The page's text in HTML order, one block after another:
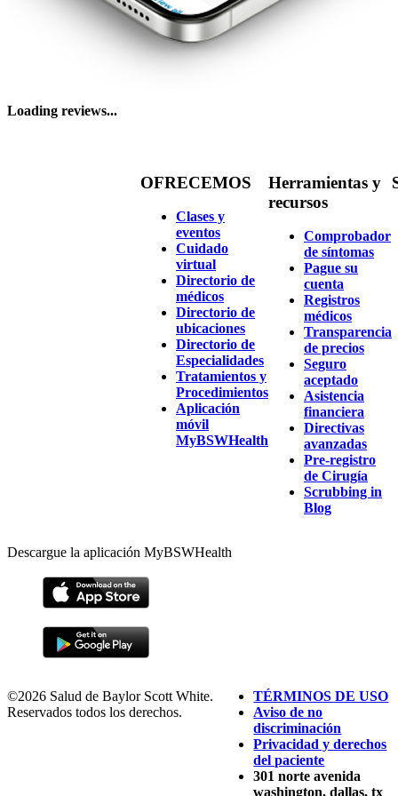
Loading reviews...
OFRECEMOS
Clases y
eventos
Cuidado
virtual
Directorio de
médicos
Directorio de
ubicaciones
Directorio de
Especialidades
Tratamientos y
Procedimientos
Aplicación
móvil
MyBSWHealth
Herramientas y
recursos
Comprobador
de síntomas
Pague su
cuenta
Registros
médicos
Transparencia
de precios
Seguro
aceptado
Asistencia
financiera
Directivas
avanzadas
Pre-registro
de Cirugía
Scrubbing in
Blog
Descargue la aplicación MyBSWHealth
©2026 Salud de Baylor Scott White.
Reservados todos los derechos.
TÉRMINOS DE USO
Aviso de no
discriminación
Privacidad y derechos
del paciente
301 norte avenida
washington, dallas, tx